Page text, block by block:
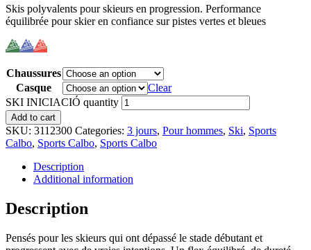
Skis polyvalents pour skieurs en progression. Performance
équilibrée pour skier en confiance sur pistes vertes et bleues
Chaussures
Casque
Clear
SKI INICIACIÓ quantity
Add to cart
SKU: 3112300 Categories: 3 jours, Pour hommes, Ski, Sports
Calbo, Sports Calbo, Sports Calbo
Description
Additional information
Description
Pensés pour les skieurs qui ont dépassé le stade débutant et